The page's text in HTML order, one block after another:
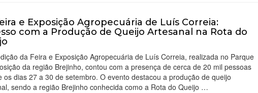
e Exposição Agropecuária de Luís Correia:
com a Produção de Queijo Artesanal na Rota do
da Feira e Exposição Agropecuária de Luís Correia, realizada no Parque
da região Brejinho, contou com a presença de cerca de 20 mil pessoas
os dias 27 a 30 de setembro. O evento destacou a produção de queijo
sendo a região Brejinho conhecida como a Rota do Queijo …